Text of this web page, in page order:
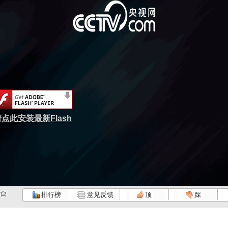
点此安装最新Flash
排行榜 意见反馈 顶 踩